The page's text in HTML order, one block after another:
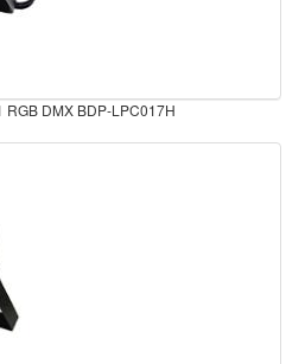
DMX BDP-LPC017H